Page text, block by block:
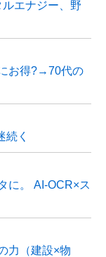
エナジー、野
お得?→70代の
続く
に。 AI-OCR×ス
力（建設×物